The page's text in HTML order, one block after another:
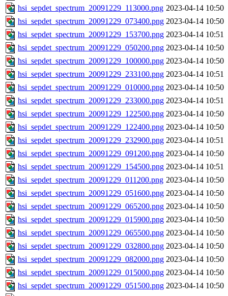
hsi_sepdet_spectrum_20091229_113000.png 2023-04-14 10:50
hsi_sepdet_spectrum_20091229_073400.png 2023-04-14 10:50
hsi_sepdet_spectrum_20091229_153700.png 2023-04-14 10:51
hsi_sepdet_spectrum_20091229_050200.png 2023-04-14 10:50
hsi_sepdet_spectrum_20091229_100000.png 2023-04-14 10:50
hsi_sepdet_spectrum_20091229_233100.png 2023-04-14 10:51
hsi_sepdet_spectrum_20091229_010000.png 2023-04-14 10:50
hsi_sepdet_spectrum_20091229_233000.png 2023-04-14 10:51
hsi_sepdet_spectrum_20091229_122500.png 2023-04-14 10:50
hsi_sepdet_spectrum_20091229_122400.png 2023-04-14 10:50
hsi_sepdet_spectrum_20091229_232900.png 2023-04-14 10:51
hsi_sepdet_spectrum_20091229_091200.png 2023-04-14 10:50
hsi_sepdet_spectrum_20091229_154500.png 2023-04-14 10:51
hsi_sepdet_spectrum_20091229_011200.png 2023-04-14 10:50
hsi_sepdet_spectrum_20091229_051600.png 2023-04-14 10:50
hsi_sepdet_spectrum_20091229_065200.png 2023-04-14 10:50
hsi_sepdet_spectrum_20091229_015900.png 2023-04-14 10:50
hsi_sepdet_spectrum_20091229_065500.png 2023-04-14 10:50
hsi_sepdet_spectrum_20091229_032800.png 2023-04-14 10:50
hsi_sepdet_spectrum_20091229_082000.png 2023-04-14 10:50
hsi_sepdet_spectrum_20091229_015000.png 2023-04-14 10:50
hsi_sepdet_spectrum_20091229_051500.png 2023-04-14 10:50